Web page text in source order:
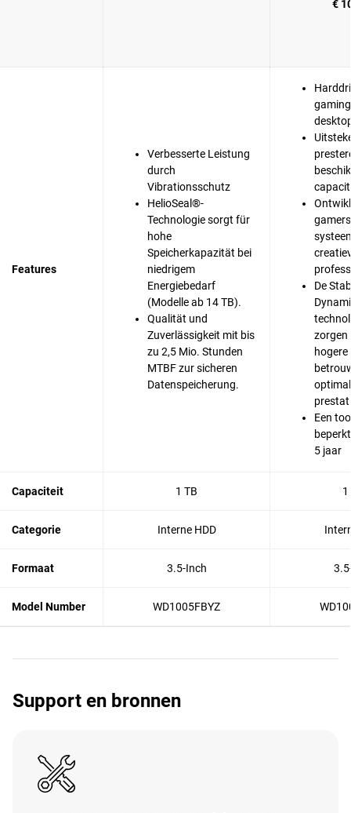
€
Features
Verbesserte Leistung
durch
Vibrationsschutz
HelioSeal®-
Technologie sorgt für
hohe
Speicherkapazität bei
niedrigem
Energiebedarf
(Modelle ab 14 TB).
Qualität und
Zuverlässigkeit mit bis
zu 2,5 Mio. Stunden
MTBF zur sicheren
Datenspeicherung.
De
zorgen
hogere
Een
5 jaar
Capaciteit 1 TB 1
Categorie Interne HDD
Formaat 3.5-Inch
Model Number WD1005FBYZ
Support en bronnen